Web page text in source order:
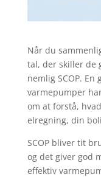
Når du
tal, der skiller de
nemlig SCOP. En
varmepumper
om at forstå,
elregning, din
SCOP bliver tit
og det giver god
effektiv